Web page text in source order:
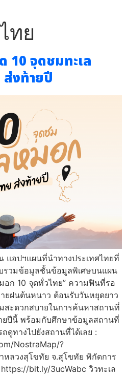
ทย
10 จุดชมทะเล
งท้ายปี
แอปฯแผนที่นำทางประเทศไทยที่
รวมข้อมูลชั้นข้อมูลพิเศษบนแผน
อก 10 จุดทั่วไทย” ความฟินที่รอ
ยฝนต้นหนาว ต้อนรับวันหยุดยาว
สะดวกสบายในการค้นหาสถานที่
ยปีนี้ พร้อมกับศึกษาข้อมูลสถานที่
ดูทางไปยังสถานที่ได้เลย :
NostraMap/?
หลวงสุโขทัย จ.สุโขทัย พิกัดการ
bit.ly/3ucWabc วิวทะเล